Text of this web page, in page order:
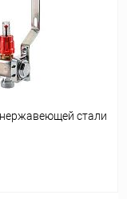
заказ 3-5 дней
стали